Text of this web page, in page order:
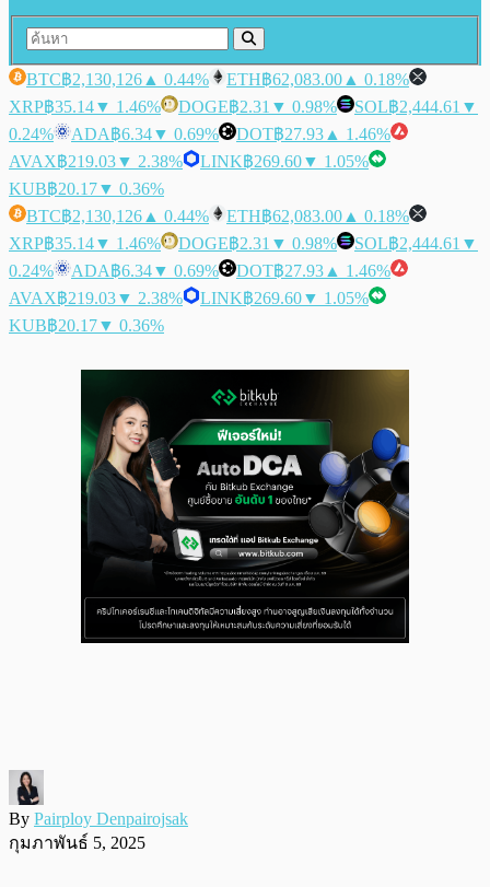
BTC฿2,130,126 ▲ 0.44% ETH฿62,083.00 ▲ 0.18%
XRP฿35.14▼ 1.46% DOGE฿2.31 ▼ 0.98% SOL฿2,444.61 ▼
0.24%
ADA฿6.34▼ 0.69% DOT฿27.93 ▲ 1.46%
AVAX฿219.03▼ 2.38% LINK฿269.60▼ 1.05%
KUB฿20.17▼ 0.36%
BTC฿2,130,126 ▲ 0.44% ETH฿62,083.00 ▲ 0.18%
XRP฿35.14▼ 1.46% DOGE฿2.31 ▼ 0.98% SOL฿2,444.61 ▼
0.24%
ADA฿6.34▼ 0.69% DOT฿27.93 ▲ 1.46%
AVAX฿219.03▼ 2.38% LINK฿269.60▼ 1.05%
KUB฿20.17▼ 0.36%
By Pairploy Denpairojsak
กุมภาพันธ์ 5, 2025